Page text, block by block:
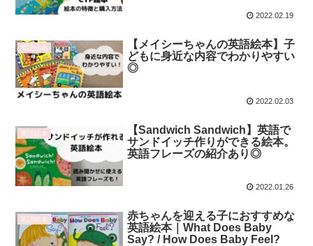
2022.02.19
英語絵本
【メイシーちゃんの英語絵本】子
どもに身近な内容でわかりやすい
◎
2022.02.03
英語絵本
【Sandwich Sandwich】英語で
サンドイッチ作りができる絵本。
英語フレーズの紹介あり◎
2022.01.26
英語絵本
赤ちゃんを迎える子におすすめな
英語絵本｜What Does Baby
Say? / How Does Baby Feel?